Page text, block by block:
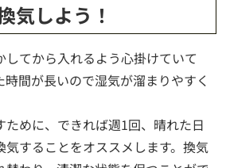
気しよう！
てから入れるよう心掛けていて
間が長いので湿気が溜まりやすく
めに、できれば週1回、晴れた日
気することをオススメします。換気